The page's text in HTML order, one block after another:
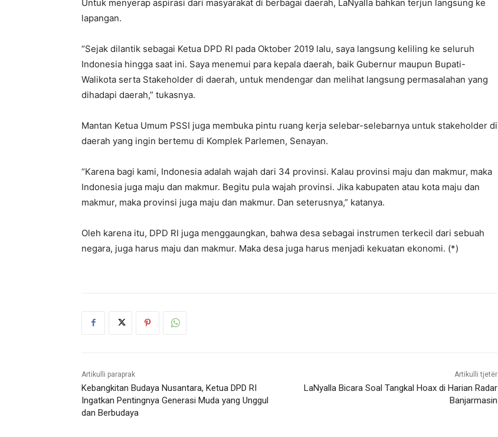
Untuk menyerap aspirasi dari masyarakat di berbagai daerah, LaNyalla bahkan terjun langsung ke
lapangan.
“Sejak dilantik sebagai Ketua DPD RI pada Oktober 2019 lalu, saya langsung keliling ke seluruh
Indonesia hingga saat ini. Saya menemui para kepala daerah, baik Gubernur maupun Bupati-
Walikota serta Stakeholder di daerah, untuk mendengar dan melihat langsung permasalahan yang
dihadapi daerah,” tukasnya.
Mantan Ketua Umum PSSI juga membuka pintu ruang kerja selebar-selebarnya untuk stakeholder di
daerah yang ingin bertemu di Komplek Parlemen, Senayan.
“Karena bagi kami, Indonesia adalah wajah dari 34 provinsi. Kalau provinsi maju dan makmur, maka
Indonesia juga maju dan makmur. Begitu pula wajah provinsi. Jika kabupaten atau kota maju dan
makmur, maka provinsi juga maju dan makmur. Dan seterusnya,” katanya.
Oleh karena itu, DPD RI juga menggaungkan, bahwa desa sebagai instrumen terkecil dari sebuah
negara, juga harus maju dan makmur. Maka desa juga harus menjadi kekuatan ekonomi. (*)
Artikulli paraprak
Kebangkitan Budaya Nusantara, Ketua DPD RI
Ingatkan Pentingnya Generasi Muda yang Unggul
dan Berbudaya
Artikulli tjetër
LaNyalla Bicara Soal Tangkal Hoax di Harian Radar
Banjarmasin